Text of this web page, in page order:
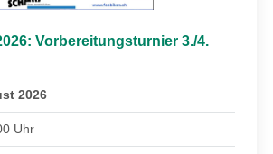
Vorbereitungsturnier 3./4.
2026
Uhr